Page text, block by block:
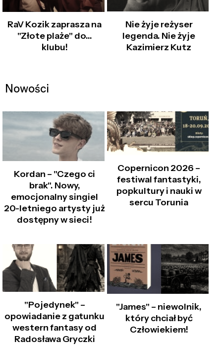
RaV Kozik zaprasza na
"Złote plaże" do...
klubu!
Nie żyje reżyser
legenda. Nie żyje
Kazimierz Kutz
Nowości
Kordan – "Czego ci
brak". Nowy,
emocjonalny singiel
20-letniego artysty już
dostępny w sieci!
Copernicon 2026 –
festiwal fantastyki,
popkultury i nauki w
sercu Torunia
"Pojedynek" –
opowiadanie z gatunku
western fantasy od
Radosława Gryczki
"James" – niewolnik,
który chciał być
Człowiekiem!